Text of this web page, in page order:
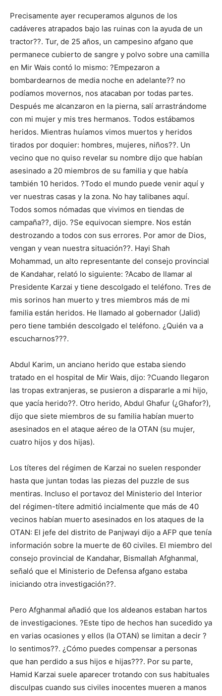
Precisamente ayer recuperamos algunos de los
cadáveres atrapados bajo las ruinas con la ayuda de un
tractor??. Tur, de 25 años, un campesino afgano que
permanece cubierto de sangre y polvo sobre una camilla
en Mir Wais contó lo mismo: ?Empezaron a
bombardearnos de media noche en adelante?? no
podíamos movernos, nos atacaban por todas partes.
Después me alcanzaron en la pierna, salí arrastrándome
con mi mujer y mis tres hermanos. Todos estábamos
heridos. Mientras huíamos vimos muertos y heridos
tirados por doquier: hombres, mujeres, niños??. Un
vecino que no quiso revelar su nombre dijo que habían
asesinado a 20 miembros de su familia y que había
también 10 heridos. ?Todo el mundo puede venir aquí y
ver nuestras casas y la zona. No hay talibanes aquí.
Todos somos nómadas que vivimos en tiendas de
campaña??, dijo. ?Se equivocan siempre. Nos están
destrozando a todos con sus errores. Por amor de Dios,
vengan y vean nuestra situación??. Hayi Shah
Mohammad, un alto representante del consejo provincial
de Kandahar, relató lo siguiente: ?Acabo de llamar al
Presidente Karzai y tiene descolgado el teléfono. Tres de
mis sorinos han muerto y tres miembros más de mi
familia están heridos. He llamado al gobernador (Jalid)
pero tiene también descolgado el teléfono. ¿Quién va a
escucharnos???.
Abdul Karim, un anciano herido que estaba siendo
tratado en el hospital de Mir Wais, dijo: ?Cuando llegaron
las tropas extranjeras, se pusieron a dispararle a mi hijo,
que yacía herido??. Otro herido, Abdul Ghafur (¿Ghafor?),
dijo que siete miembros de su familia habían muerto
asesinados en el ataque aéreo de la OTAN (su mujer,
cuatro hijos y dos hijas).
Los títeres del régimen de Karzai no suelen responder
hasta que juntan todas las piezas del puzzle de sus
mentiras. Incluso el portavoz del Ministerio del Interior
del régimen-títere admitió incialmente que más de 40
vecinos habían muerto asesinados en los ataques de la
OTAN: El jefe del distrito de Panjwayi dijo a AFP que tenía
información sobre la muerte de 60 civiles. El miembro del
consejo provincial de Kandahar, Bismallah Afghanmal,
señaló que el Ministerio de Defensa afgano estaba
iniciando otra investigación??.
Pero Afghanmal añadió que los aldeanos estaban hartos
de investigaciones. ?Este tipo de hechos han sucedido ya
en varias ocasiones y ellos (la OTAN) se limitan a decir ?
lo sentimos??. ¿Cómo puedes compensar a personas
que han perdido a sus hijos e hijas???. Por su parte,
Hamid Karzai suele aparecer trotando con sus habituales
disculpas cuando sus civiles inocentes mueren a manos